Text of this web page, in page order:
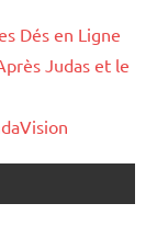
Dés en Ligne
Judas et le